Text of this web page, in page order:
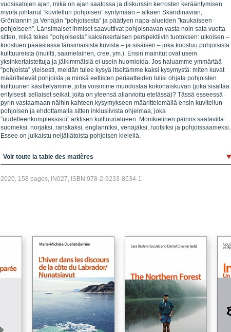
vuosisatojen ajan, mikä on ajan saatossa ja diskurssin kerrosten kerääntymisen
myötä johtanut ”kuvitellun pohjoisen” syntymään – alkaen Skandinavian,
Grönlannin ja Venäjän ”pohjoisesta” ja päättyen napa-alueiden ”kaukaiseen
pohjoiseen”. Länsimaiset ihmiset saavuttivat pohjoisnavan vasta noin sata vuotta
sitten, mikä tekee ”pohjoisesta” kaksinkertaisen perspektiivin tuotoksen: ulkoisen –
koostuen pääasiassa länsimaisista kuvista – ja sisäisen – joka koostuu pohjoisista
kulttuureista (inuiitti, saamelainen, cree, ym.). Ensin mainitut ovat usein
yksinkertaistettuja ja jälkimmäisiä ei usein huomioida. Jos haluamme ymmärtää
”pohjoista” yleisesti, meidän tulee kysyä itseltämme kaksi kysymystä: miten kuvat
määrittelevät pohjoista ja minkä eettisten periaatteiden tulisi ohjata pohjoisten
kulttuurien käsittelyämme, jotta voisimme muodostaa kokonaiskuvan (joka sisältää
erityisesti sellaiset seikat, joita on yleensä aliarvioitu etelässä)? Tässä esseessä
pyrin vastaamaan näihin kahteen kysymykseen määrittelemällä ensin kuvitellun
pohjoisen ja ehdottamalla sitten inklusiivista ohjelmaa, joka
”uudelleenkompleksisoi” arktisen kulttuurialueen. Monikielinen painos saatavilla
suomeksi, norjaksi, ranskaksi, englanniksi, venäjäksi, ruotsiksi ja pohjoissaameksi.
Essee on julkaistu neljällätoista pohjoisen kielellä.
Table des matières
Voir toute la table des matières
2020, 158 pages, IN027, ISBN 978-2-9233-8534-1